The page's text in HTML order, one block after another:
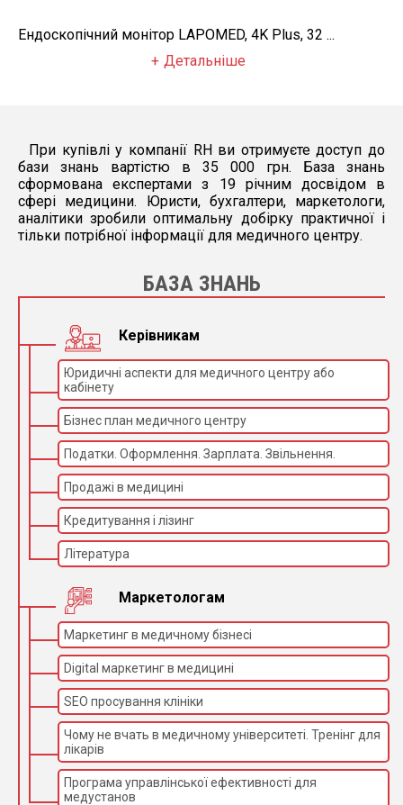
Ендоскопічний монітор LAPOMED, 4K Plus, 32 ...
Детальніше
При купівлі у компанії RH ви отримуєте доступ до
бази знань вартістю в 35 000 грн. База знань
сформована експертами з 19 річним досвідом в
сфері медицини. Юристи, бухгалтери, маркетологи,
аналітики зробили оптимальну добірку практичної і
тільки потрібної інформації для медичного центру.
БАЗА ЗНАНЬ
Керівникам
Юридичні аспекти для медичного центру або
кабінету
Бізнес план медичного центру
Податки. Оформлення. Зарплата. Звільнення.
Продажі в медицині
Кредитування і лізинг
Література
Маркетологам
Маркетинг в медичному бізнесі
Digital маркетинг в медицині
SEO просування клініки
Чому не вчать в медичному університеті. Тренінг для
лікарів
Програма управлінської ефективності для
медустанов